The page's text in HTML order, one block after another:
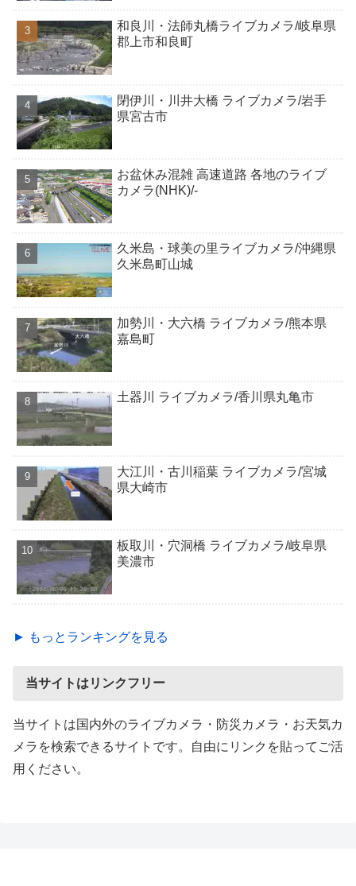
和良川・法師丸橋ライブカメラ/岐阜県
郡上市和良町
閉伊川・川井大橋 ライブカメラ/岩手
県宮古市
お盆休み混雑 高速道路 各地のライブ
カメラ(NHK)/-
久米島・球美の里ライブカメラ/沖縄県
久米島町山城
加勢川・大六橋 ライブカメラ/熊本県
嘉島町
土器川 ライブカメラ/香川県丸亀市
大江川・古川稲葉 ライブカメラ/宮城
県大崎市
板取川・穴洞橋 ライブカメラ/岐阜県
美濃市
► もっとランキングを見る
当サイトはリンクフリー
当サイトは国内外のライブカメラ・防災カメラ・お天気カ
メラを検索できるサイトです。自由にリンクを貼ってご活
用ください。